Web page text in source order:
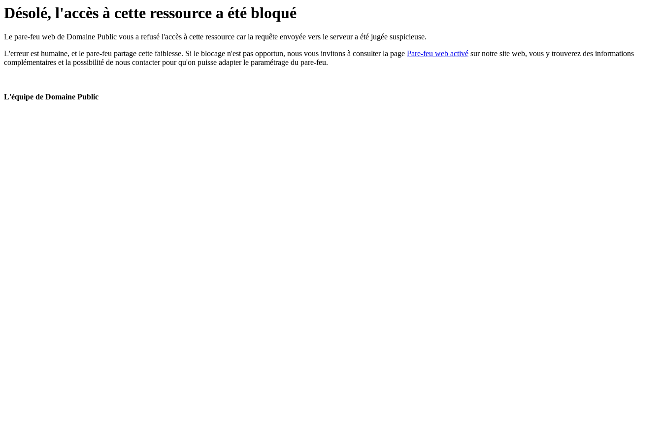
Désolé, l'accès à cette ressource a été bloqué
Le pare-feu web de Domaine Public vous a refusé l'accès à cette ressource car la requête envoyée vers le serveur a été jugée suspicieuse.
L'erreur est humaine, et le pare-feu partage cette faiblesse. Si le blocage n'est pas opportun, nous vous invitons à consulter la page Pare-feu web activé sur notre site web, vous y trouverez des informations
complémentaires et la possibilité de nous contacter pour qu'on puisse adapter le paramétrage du pare-feu.
L'équipe de Domaine Public